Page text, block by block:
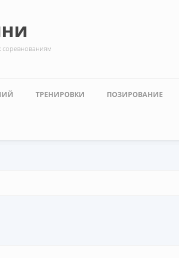
соревнованиям
ТРЕНИРОВКИ ПОЗИРОВАНИЕ